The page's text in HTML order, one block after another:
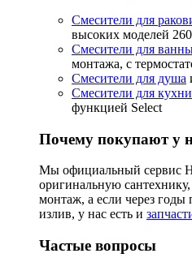
Смесители для
высоких моделей
Смесители для
монтажа, с
Смесители для душа
Смесители для кухни
функцией Select
Почему покупают у
Мы официальный сервис
оригинальную
монтаж, а если через годы
излив, у нас есть и
Частые вопросы